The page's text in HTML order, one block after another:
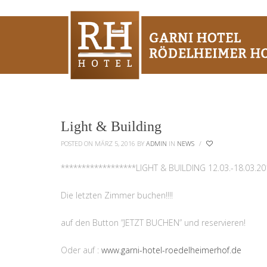
Light & Building
POSTED ON MÄRZ 5, 2016 BY ADMIN IN NEWS /
******************LIGHT & BUILDING 12.03.-
Die letzten Zimmer buchen!!!!
auf den Button ”JETZT BUCHEN” und reservieren!
Oder auf : www.garni-hotel-roedelheimerhof.de